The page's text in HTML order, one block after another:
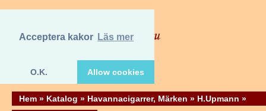
Acceptera kakor Läs mer
O.K. Allow cookies
Hem » Katalog » Havannacigarrer, Märken » H.Upmann »